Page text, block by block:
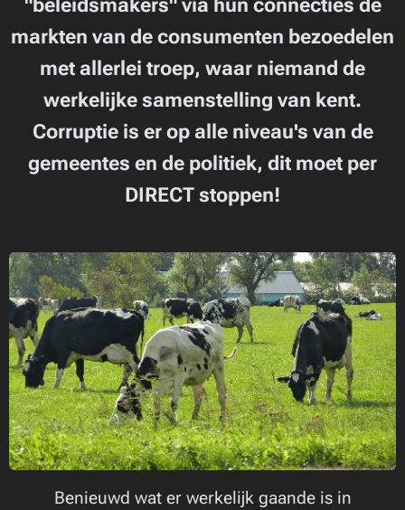
"beleidsmakers" via hun connecties de
markten van de consumenten bezoedelen
met allerlei troep, waar niemand de
werkelijke samenstelling van kent.
Corruptie is er op alle niveau's van de
gemeentes en de politiek, dit moet per
DIRECT stoppen!
Benieuwd wat er werkelijk gaande is in